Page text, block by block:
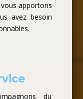
apportons
avez besoin
du